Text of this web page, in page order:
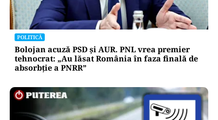
POLITICĂ
Bolojan acuză PSD și AUR. PNL vrea premier
tehnocrat: „Au lăsat România în faza finală de
absorbţie a PNRR”